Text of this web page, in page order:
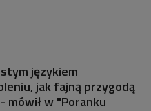
językiem
jak fajną przygodą
w "Poranku